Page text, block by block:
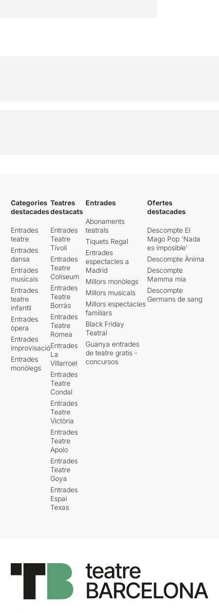
Categories
destacades
Entrades
teatre
Entrades
dansa
Entrades
musicals
Entrades
teatre
infantil
Entrades
òpera
Entrades
improvisació
Entrades
monòlegs
Teatres
destacats
Entrades
Teatre
Tívoli
Entrades
Teatre
Coliseum
Entrades
Teatre
Borràs
Entrades
Teatre
Romea
Entrades
La
Villarroel
Entrades
Teatre
Condal
Entrades
Teatre
Victòria
Entrades
Teatre
Apolo
Entrades
Teatre
Goya
Entrades
Espai
Texas
Entrades
Abonaments
teatrals
Tiquets Regal
Entrades
espectacles a
Madrid
Millors monòlegs
Millors musicals
Millors espectacles
familiars
Black Friday
Teatral
Guanya entrades
de teatre gratis -
concursos
Ofertes
destacades
Descompte El
Mago Pop 'Nada
es imposible'
Descompte Ànima
Descompte
Mamma mia
Descompte
Germans de sang